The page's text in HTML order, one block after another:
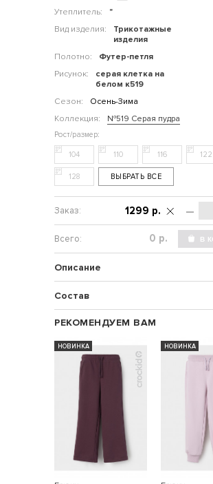
Утеплитель:
"
Вид изделия:
Трикотажные
изделия
Полотно:
Футер-петля
Рисунок:
серая клетка на
белом к519
Сезон:
Осень-Зима
Коллекция:
№519 Серая пудра
104 110 116 122
128 ВЫБРАТЬ ВСЕ
–
1299 р.
р.
Описание
Состав
РЕКОМЕНДУЕМ ВАМ
НОВИНКА НОВИНКА